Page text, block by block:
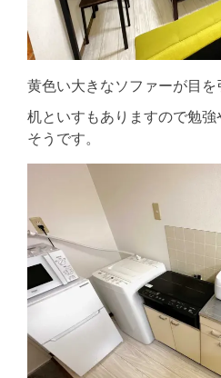
黄色い大きなソファーが目を
机といすもありますので勉
そうです。